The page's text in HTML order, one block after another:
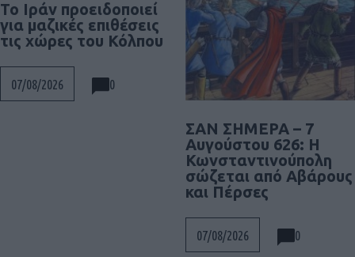
Το Ιράν προειδοποιεί
για μαζικές επιθέσεις
τις χώρες του Κόλπου
07/08/2026 0
ΣΑΝ ΣΗΜΕΡΑ – 7
Αυγούστου 626: Η
Κωνσταντινούπολη
σώζεται από Αβάρους
και Πέρσες
07/08/2026 0